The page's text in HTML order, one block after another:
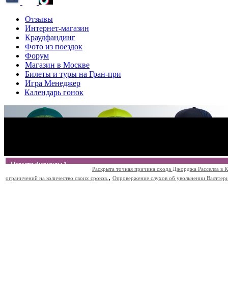
Отзывы
Интернет-магазин
Краудфандинг
Фото из поездок
Форум
Магазин в Москве
Билеты и туры на Гран-при
Игра Менеджер
Календарь гонок
Новости Формулы 1
Раскрыта точная причина схода Джорджа Расселла в
ограничений на количество своих сроков. , Опровержение слухов об увольнении